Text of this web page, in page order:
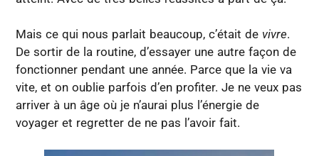
Mais ce qui nous parlait beaucoup, c’était de vivre.
De sortir de la routine, d’essayer une autre façon de
fonctionner pendant une année. Parce que la vie va
vite, et on oublie parfois d’en profiter. Je ne veux pas
arriver à un âge où je n’aurai plus l’énergie de
voyager et regretter de ne pas l’avoir fait.